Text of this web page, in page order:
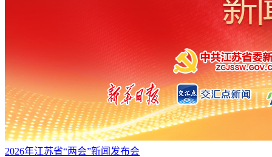
2026年江苏省“两会”新闻发布会